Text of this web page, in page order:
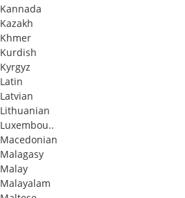
Kannada
Kazakh
Khmer
Kurdish
Kyrgyz
Latin
Latvian
Lithuanian
Luxembou..
Macedonian
Malagasy
Malay
Malayalam